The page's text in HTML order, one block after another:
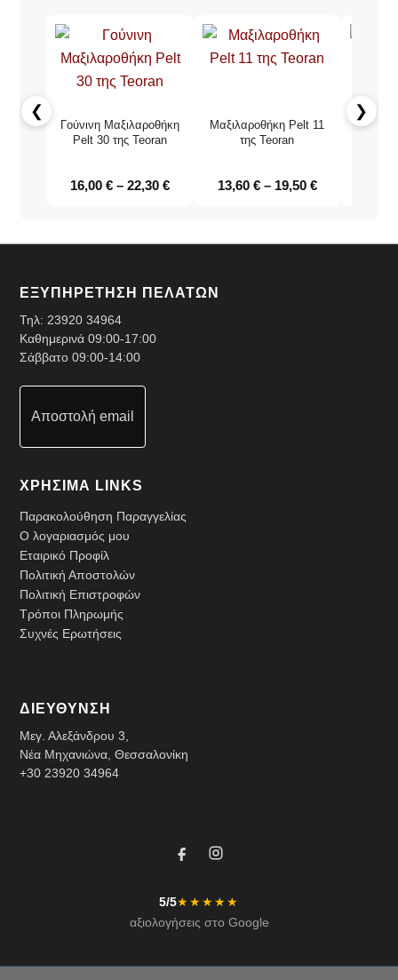
❮
Γούνινη Μαξιλαροθήκη
Pelt 30 της Teoran
16,00€ – 22,30€
Μαξιλαροθήκη Pelt 11
της Teoran
13,60 € – 19,50 €
❯
ΕΞΥΠΗΡΕΤΗΣΗ ΠΕΛΑΤΩΝ
Τηλ: 23920 34964
Καθημερινά 09:00-17:00
Σάββατο 09:00-14:00
Αποστολή email
ΧΡΗΣΙΜΑ LINKS
Παρακολούθηση Παραγγελίας
Ο λογαριασμός μου
Εταιρικό Προφίλ
Πολιτική Αποστολών
Πολιτική Επιστροφών
Τρόποι Πληρωμής
Συχνές Ερωτήσεις
ΔΙΕΥΘΥΝΣΗ
Μεγ. Αλεξάνδρου 3,
Νέα Μηχανιώνα, Θεσσαλονίκη
+30 23920 34964
5/5★★★★★
αξιολογήσεις στο Google